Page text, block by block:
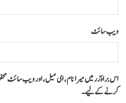
ویب‌ سائٹ
اس براؤزر میں میرا نام، ای میل، اور ویب سائٹ
کرنے کےلیے۔